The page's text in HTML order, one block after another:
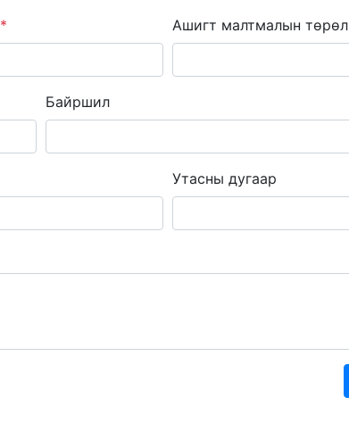
* Ашигт малтмалын төрөл
Байршил
Утасны дугаар